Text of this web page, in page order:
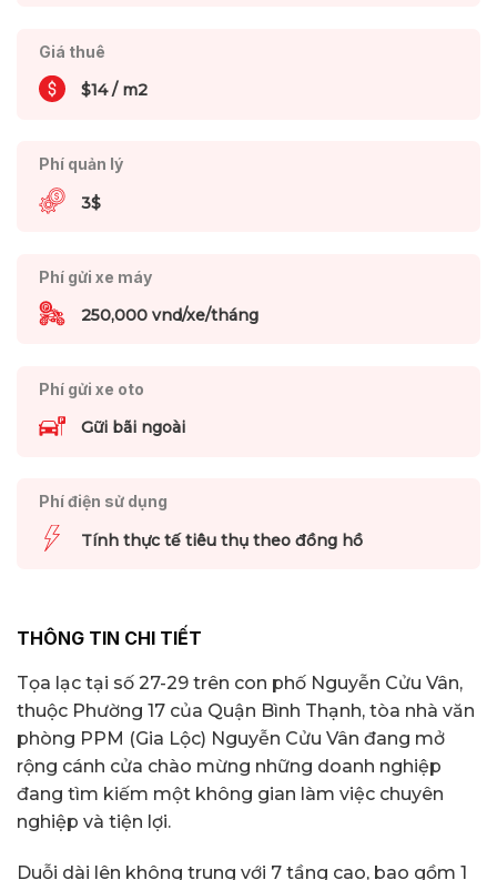
Giá thuê
$14 / m2
Phí quản lý
3$
Phí gửi xe máy
250,000 vnd/xe/tháng
Phí gửi xe oto
Gữi bãi ngoài
Phí điện sử dụng
Tính thực tế tiêu thụ theo đồng hồ
THÔNG TIN CHI TIẾT
Tọa lạc tại số 27-29 trên con phố Nguyễn Cửu Vân,
thuộc Phường 17 của Quận Bình Thạnh, tòa nhà văn
phòng PPM (Gia Lộc) Nguyễn Cửu Vân đang mở
rộng cánh cửa chào mừng những doanh nghiệp
đang tìm kiếm một không gian làm việc chuyên
nghiệp và tiện lợi.
Duỗi dài lên không trung với 7 tầng cao, bao gồm 1